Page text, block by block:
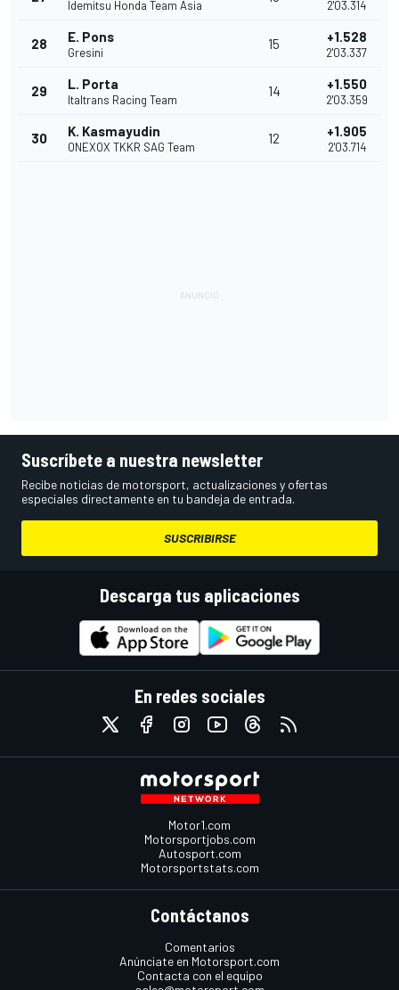
Idemitsu Honda Team Asia 2'03.314
28 E. Pons
Gresini
15 +1.528
2'03.337
29 L. Porta
Italtrans Racing Team
14 +1.550
2'03.359
30 K. Kasmayudin
ONEXOX TKKR SAG Team
12 +1.905
2'03.714
Suscríbete a nuestra newsletter
Recibe noticias de motorsport, actualizaciones y ofertas
especiales directamente en tu bandeja de entrada.
SUSCRIBIRSE
Descarga tus aplicaciones
En redes sociales
Motor1.com
Motorsportjobs.com
Autosport.com
Motorsportstats.com
Contáctanos
Comentarios
Anúnciate en Motorsport.com
Contacta con el equipo